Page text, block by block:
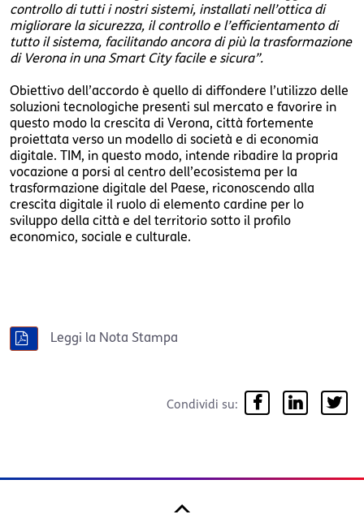
controllo di tutti i nostri sistemi, installati nell’ottica di
migliorare la sicurezza, il controllo e l’efficientamento di
tutto il sistema, facilitando ancora di più la trasformazione
di Verona in una Smart City facile e sicura”.
Obiettivo dell’accordo è quello di diffondere l’utilizzo delle
soluzioni tecnologiche presenti sul mercato e favorire in
questo modo la crescita di Verona, città fortemente
proiettata verso un modello di società e di economia
digitale. TIM, in questo modo, intende ribadire la propria
vocazione a porsi al centro dell’ecosistema per la
trasformazione digitale del Paese, riconoscendo alla
crescita digitale il ruolo di elemento cardine per lo
sviluppo della città e del territorio sotto il profilo
economico, sociale e culturale.
Leggi la Nota Stampa
Condividi su: